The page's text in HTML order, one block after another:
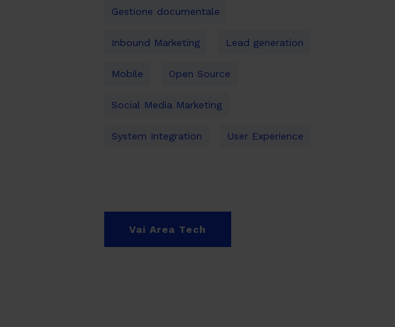
Gestione documentale
Inbound Marketing Lead generation
Mobile Open Source
Social Media Marketing
System Integration User Experience
Vai Area Tech